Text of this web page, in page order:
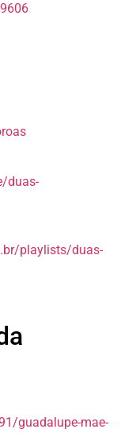
duas-
playlists/duas-
guadalupe-mae-